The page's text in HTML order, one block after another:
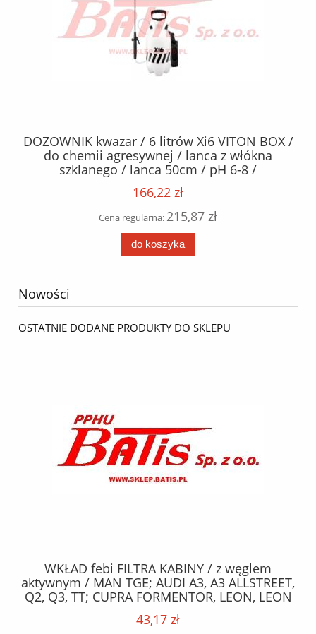
kwazar / 6 litrów Xi6 VITON BOX /
agresywnej / lanca z włókna
/ lanca 50cm / pH 6-8 /
215,87 zł
KPL.Z
Nowości
OSTATNIE DODANE PRODUKTY DO SKLEPU
WKŁAD febi FILTRA KABINY / z węglem
/ MAN TGE; AUDI A3, A3 ALLSTREET,
Q3, TT; CUPRA FORMENTOR, LEON, LEON
SEAT ATECA, LEON, LEON SC,
SPORTSTOURER 1.0-Electric 04.12- /
43,17 zł
DS3;